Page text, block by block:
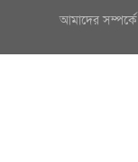
আমাদের সম্পর্কে